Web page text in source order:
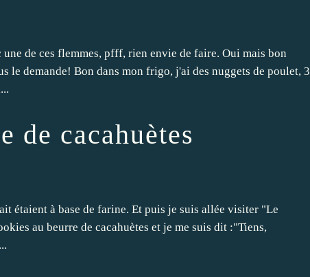
de ces flemmes, pfff, rien envie de faire. Oui mais bon
le demande! Bon dans mon frigo, j'ai des nuggets de poulet, 3
de cacahuètes
étaient à base de farine. Et puis je suis allée visiter "Le
au beurre de cacahuètes et je me suis dit :"Tiens,